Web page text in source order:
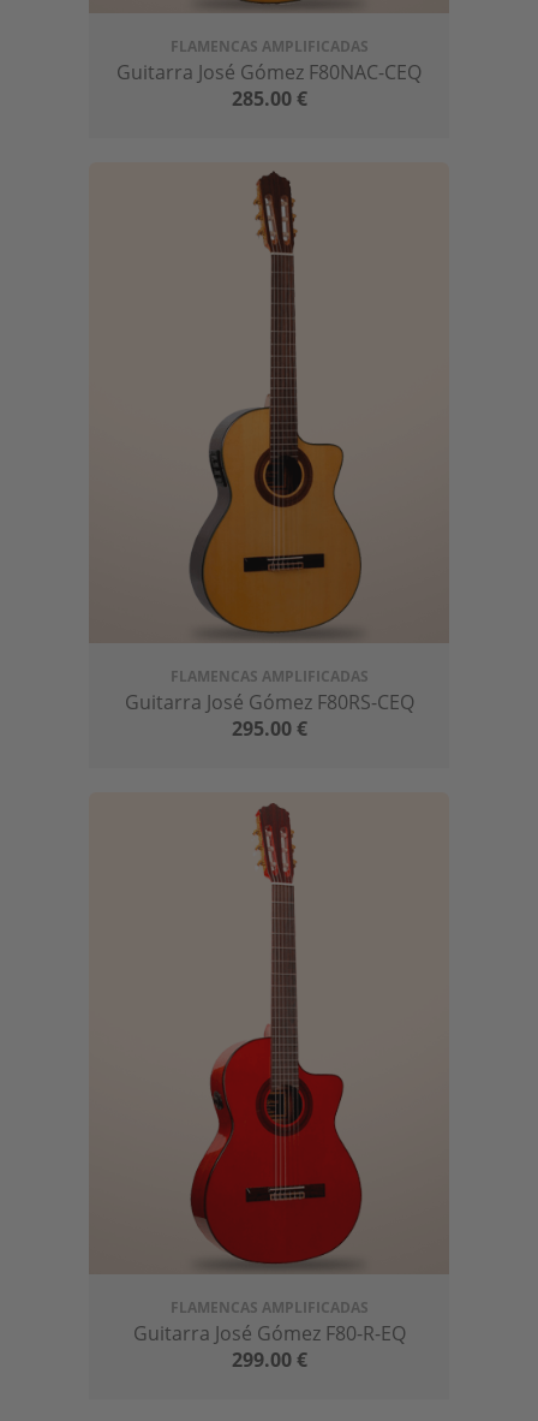
FLAMENCAS AMPLIFICADAS
Guitarra José Gómez F80NAC-CEQ
285.00€
FLAMENCAS AMPLIFICADAS
Guitarra José Gómez F80RS-CEQ
295.00€
FLAMENCAS AMPLIFICADAS
Guitarra José Gómez F80-R-EQ
299.00€